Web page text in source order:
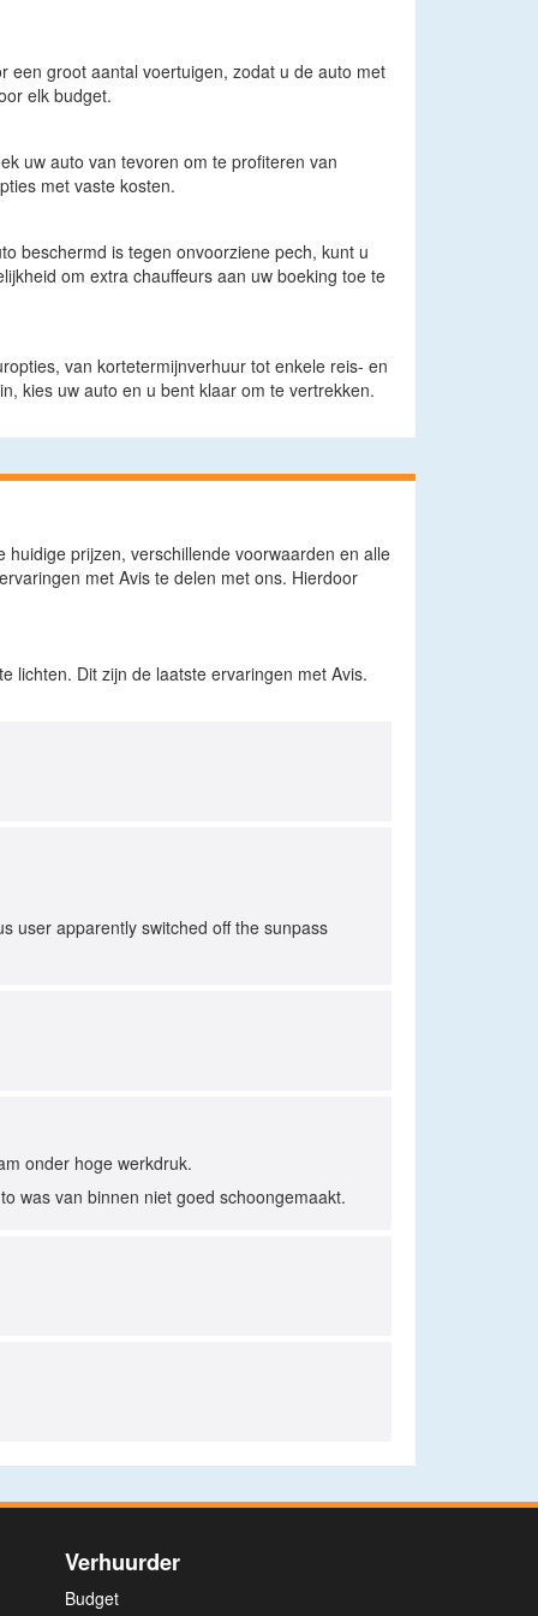
een groot aantal voertuigen, zodat u de auto met
elk budget.
uw auto van tevoren om te profiteren van
met vaste kosten.
beschermd is tegen onvoorziene pech, kunt u
om extra chauffeurs aan uw boeking toe te
van kortetermijnverhuur tot enkele reis- en
kies uw auto en u bent klaar om te vertrekken.
prijzen, verschillende voorwaarden en alle
met Avis te delen met ons. Hierdoor
lichten. Dit zijn de laatste ervaringen met Avis.
user apparently switched off the sunpass
onder hoge werkdruk.
was van binnen niet goed schoongemaakt.
Verhuurder
Budget